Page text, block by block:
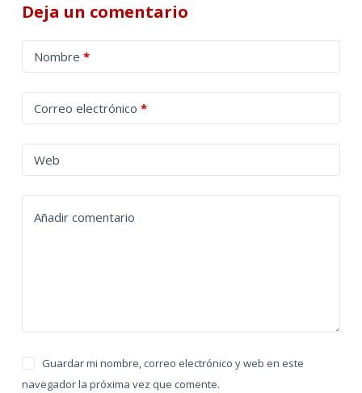
Deja un comentario
Nombre *
Correo electrónico *
Web
Añadir comentario
Guardar mi nombre, correo electrónico y web en este
navegador la próxima vez que comente.
l
t
a
t